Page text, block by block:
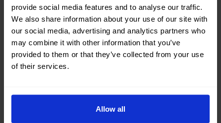
provide social media features and to analyse our traffic.
We also share information about your use of our site with
our social media, advertising and analytics partners who
may combine it with other information that you’ve
provided to them or that they’ve collected from your use
of their services.
Allow all
Je n'ai pas de carte bancaire... Puis-je
louer une voiture OK Mobility Plus ?
Quelles sont les exigences minimales
pour louer un véhicule Plus ?
Quels sont les numéros du service
client OK Mobility Plus ?